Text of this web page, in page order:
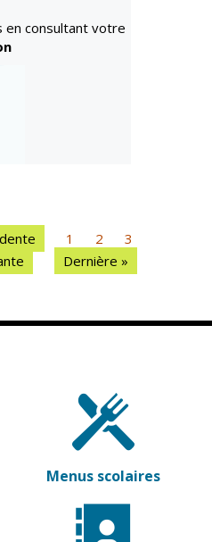
en consultant votre
1 2
3
Dernière »
Menus scolaires